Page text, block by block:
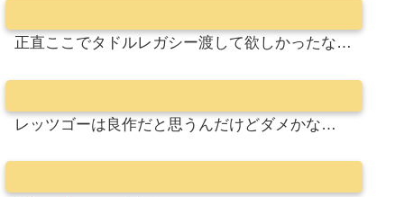
正直ここでタドルレガシー渡して欲しかったな…
レッツゴーは良作だと思うんだけどダメかな…